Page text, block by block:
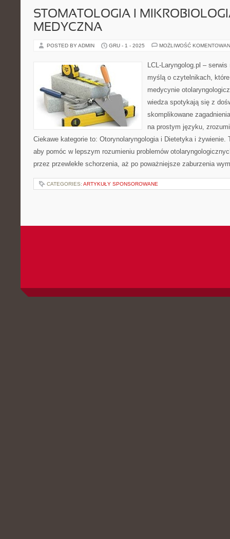
STOMATOLOGIA I
MEDYCZNA
POSTED BY ADMIN GRU - 1 - 2025 MOŻLIWOŚĆ
LCL-Laryngolog.pl –
myślą o czytelnikach,
medycynie
wiedza spotykają się z
skomplikowane
na prostym języku,
Ciekawe kategorie to: Otorynolaryngologia i Dietetyka i żywienie.
aby pomóc w lepszym rozumieniu problemów
przez przewlekłe schorzenia, aż po poważniejsze zaburzenia
CATEGORIES: ARTYKUŁY SPONSOROWANE